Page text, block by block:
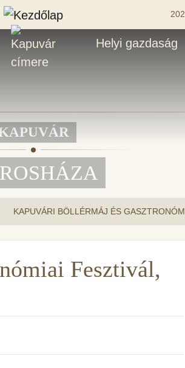
Helyi gazdaság
KAPUVÁRI BÖLLÉRMÁJ ÉS
Fesztivál,